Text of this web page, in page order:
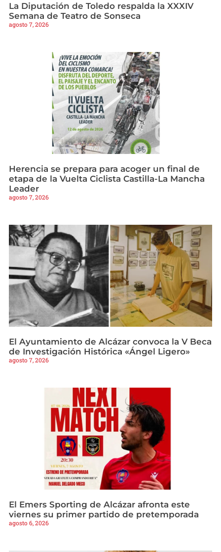
La Diputación de Toledo respalda la XXXIV
Semana de Teatro de Sonseca
agosto 7, 2026
Herencia se prepara para acoger un final de
etapa de la Vuelta Ciclista Castilla-La Mancha
Leader
agosto 7, 2026
El Ayuntamiento de Alcázar convoca la V Beca
de Investigación Histórica «Ángel Ligero»
agosto 7, 2026
El Emers Sporting de Alcázar afronta este
viernes su primer partido de pretemporada
agosto 6, 2026